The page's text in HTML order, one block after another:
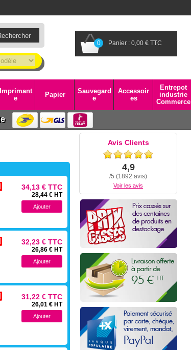
0 Panier : 0,00 € TTC
Imprimant
e
Papier
Sauvegard
e
Accessoir
es
Entrepot
industrie
Commerce
34,13 € TTC
28,44 € HT
32,23 € TTC
26,86 € HT
31,22 € TTC
26,01 € HT
Avis Clients
4,9
/5 (1892 avis)
Voir les avis